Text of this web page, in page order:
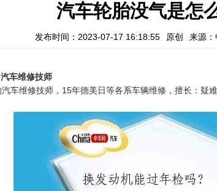
汽车轮胎没气是怎
发布时间：2023-07-17 16:18:55 原创 来源：
汽车维修技师